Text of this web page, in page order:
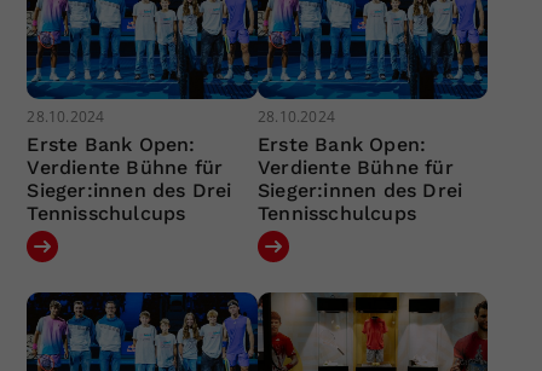
28.10.2024
Erste Bank Open:
Verdiente Bühne für
Sieger:innen des Drei
Tennisschulcups
28.10.2024
Erste Bank Open:
Verdiente Bühne für
Sieger:innen des Drei
Tennisschulcups